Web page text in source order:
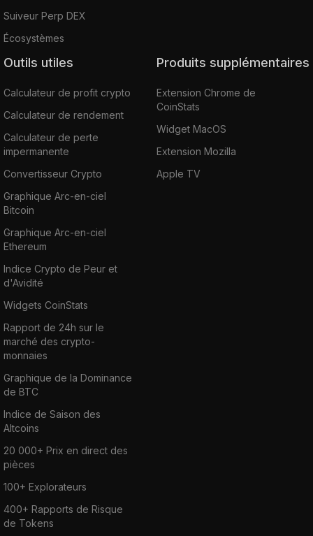
Suiveur Perp DEX
Écosystèmes
Outils utiles
Calculateur de profit crypto
Calculateur de rendement
Calculateur de perte
impermanente
Convertisseur Crypto
Graphique Arc-en-ciel
Bitcoin
Graphique Arc-en-ciel
Ethereum
Indice Crypto de Peur et
d'Avidité
Widgets CoinStats
Rapport de 24h sur le
marché des crypto-
monnaies
Graphique de la Dominance
de BTC
Indice de Saison des
Altcoins
20 000+ Prix en direct des
pièces
100+ Explorateurs
400+ Rapports de Risque
de Tokens
Produits supplémentaires
Extension Chrome de
CoinStats
Widget MacOS
Extension Mozilla
Apple TV